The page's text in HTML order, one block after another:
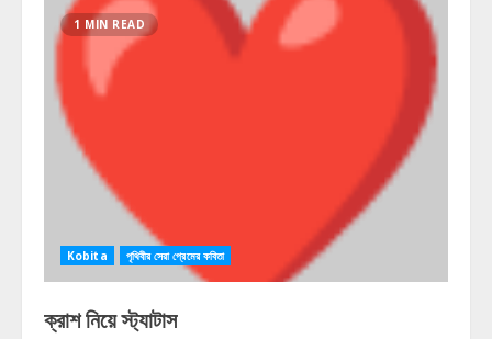
1 MIN READ
Kobita পৃথিবীর সেরা প্রেমের কবিতা
ক্রাশ নিয়ে স্ট্যাটাস